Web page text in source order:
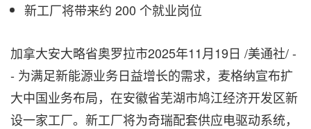
新工厂将带来约 200 个就业岗位
加拿大安大略省奥罗拉市2025年11月19日 /美通社/ -
- 为满足新能源业务日益增长的需求，麦格纳宣布扩
大中国业务布局，在安徽省芜湖市鸠江经济开发区新
设一家工厂。新工厂将为奇瑞配套供应电驱动系统，